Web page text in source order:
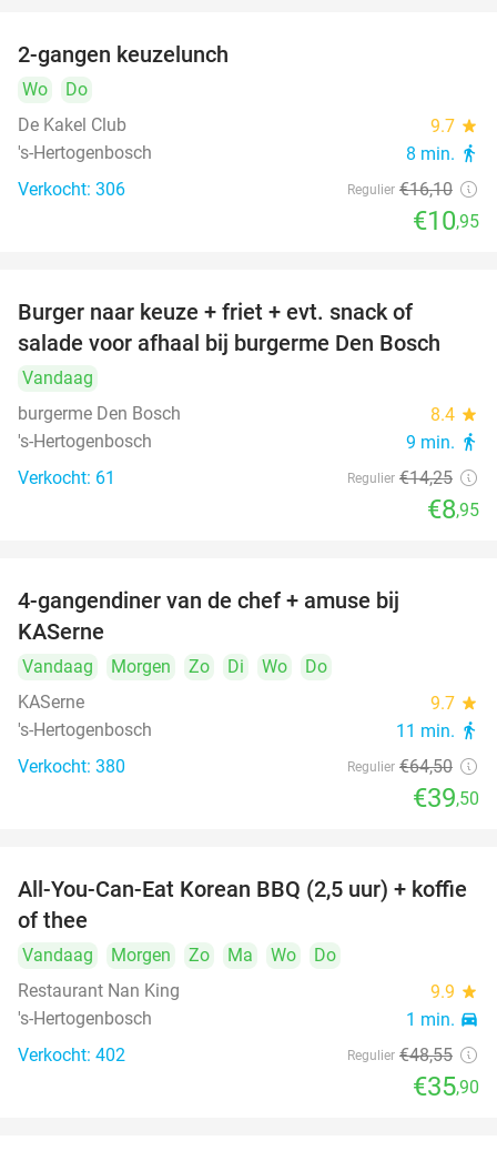
2-gangen keuzelunch
Wo
Do
De Kakel Club
9.7 star
's-Hertogenbosch 8 min. directions_walk
Verkocht: 306 Regulier €16,10
€10,95
Burger naar keuze + friet + evt. snack of
salade voor afhaal bij burgerme Den Bosch
Vandaag
burgerme Den Bosch
8.4 star
's-Hertogenbosch 9 min. directions_walk
Verkocht: 61 Regulier €14,25
€8,95
4-gangendiner van de chef + amuse bij
KASerne
Vandaag Morgen Zo Di Wo
Do
KASerne
9.7 star
's-Hertogenbosch 11 min. directions_walk
Verkocht: 380 Regulier €64,50
€39,50
26%
All-You-Can-Eat Korean BBQ (2,5 uur) + koffie
of thee
Vandaag Morgen Zo Ma Wo
Do
Restaurant Nan King
9.9 star
's-Hertogenbosch 1 min. directions_car
Verkocht: 402 Regulier €48,55
€35,90